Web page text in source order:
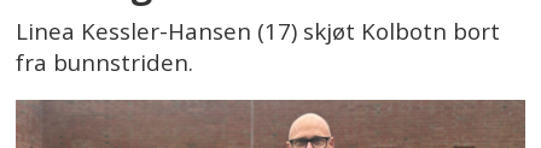
Linea Kessler-Hansen (17) skjøt Kolbotn bort
fra bunnstriden.